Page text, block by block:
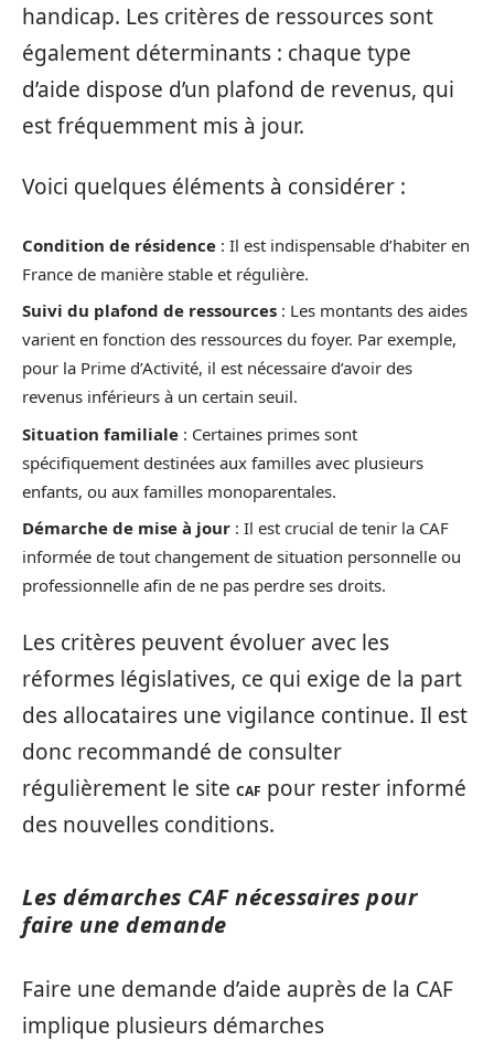
handicap. Les critères de ressources sont
également déterminants : chaque type
d’aide dispose d’un plafond de revenus, qui
est fréquemment mis à jour.
Voici quelques éléments à considérer :
Condition de résidence : Il est indispensable d’habiter en
France de manière stable et régulière.
Suivi du plafond de ressources : Les montants des aides
varient en fonction des ressources du foyer. Par exemple,
pour la Prime d’Activité, il est nécessaire d’avoir des
revenus inférieurs à un certain seuil.
Situation familiale : Certaines primes sont
spécifiquement destinées aux familles avec plusieurs
enfants, ou aux familles monoparentales.
Démarche de mise à jour : Il est crucial de tenir la CAF
informée de tout changement de situation personnelle ou
professionnelle afin de ne pas perdre ses droits.
Les critères peuvent évoluer avec les
réformes législatives, ce qui exige de la part
des allocataires une vigilance continue. Il est
donc recommandé de consulter
régulièrement le site CAF pour rester informé
des nouvelles conditions.
Les démarches CAF nécessaires pour
faire une demande
Faire une demande d’aide auprès de la CAF
implique plusieurs démarches